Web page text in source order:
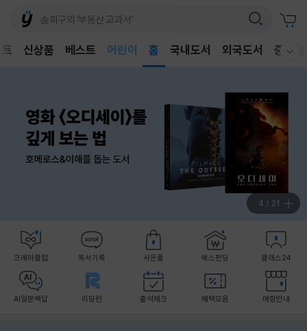
신상품 베스트
독후감
홈 국내도서 외국도서 중고샵
4 / 21
크레마클럽 독서기록 사은품 예스펀딩 클래스24
AI일문백답 리딩런 출석체크 혜택모음 매장안내